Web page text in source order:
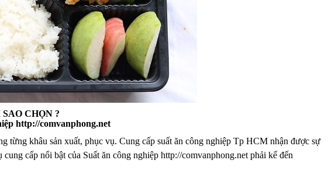
CHỌN ?
http://comvanphong.net
khâu sản xuất, phục vụ. Cung cấp suất ăn công nghiệp Tp HCM nhận được sự
cấp nổi bật của Suất ăn công nghiệp http://comvanphong.net phải kể đến